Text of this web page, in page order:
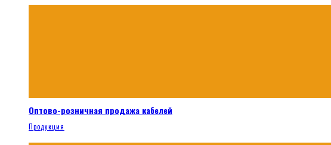
Оптово-розничная продажа кабелей
Продукция